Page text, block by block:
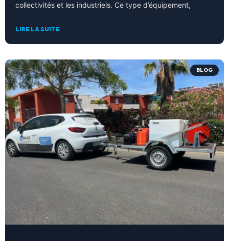
collectivités et les industriels. Ce type d’équipement,
LIRE LA SUITE
BLOG